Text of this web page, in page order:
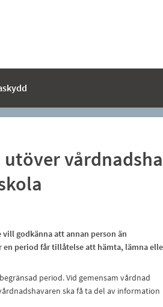
godkänna att annan person än
period får tillåtelse att hämta, lämna
period. Vid gemensam vårdnad
ska få ta del av information